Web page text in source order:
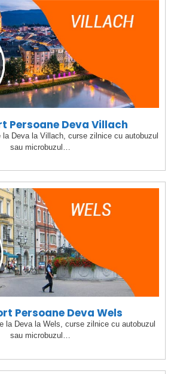
Persoane Deva Villach
la Deva la Villach, curse zilnice cu autobuzul
sau microbuzul…
Persoane Deva Wels
la Deva la Wels, curse zilnice cu autobuzul
sau microbuzul…